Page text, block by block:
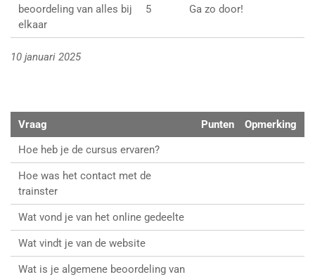
beoordeling van alles bij
elkaar
5 Ga zo door!
10 januari 2025
Vraag Punten
Opmerking
Hoe heb je de cursus ervaren?
Hoe was het contact met de
trainster
Wat vond je van het online gedeelte
Wat vindt je van de website
Wat is je algemene beoordeling van